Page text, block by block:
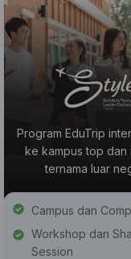
Program EduTrip
ke kampus top dan
ternama luar
Campus dan
Workshop dan
Session